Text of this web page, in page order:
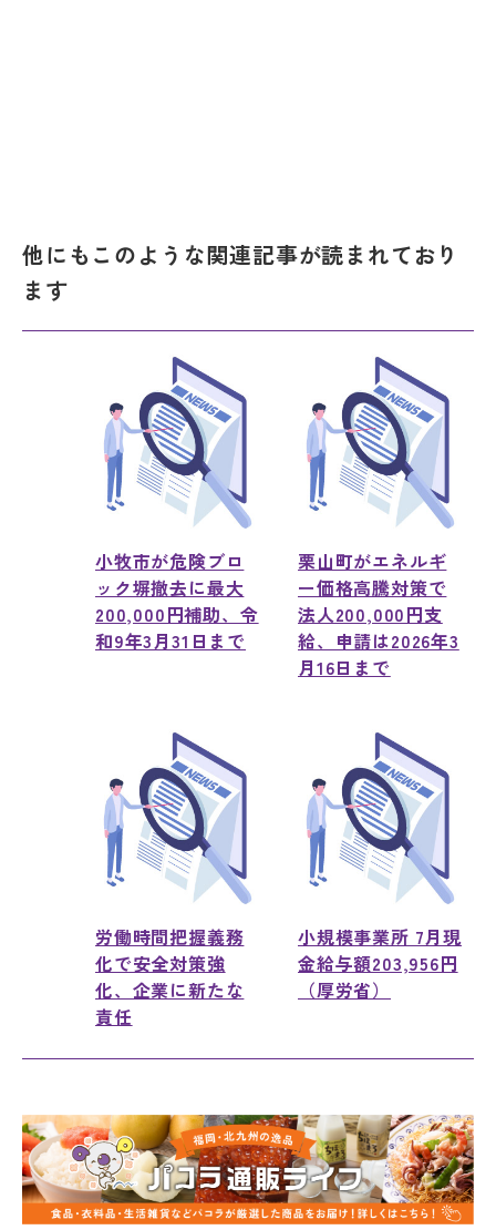
他にもこのような関連記事が読まれており
ます
小牧市が危険ブロ
ック塀撤去に最大
200,000円補助、令
和9年3月31日まで
栗山町がエネルギ
ー価格高騰対策で
法人200,000円支
給、申請は2026年3
月16日まで
労働時間把握義務
化で安全対策強
化、企業に新たな
責任
小規模事業所 7月現
金給与額203,956円
（厚労省）